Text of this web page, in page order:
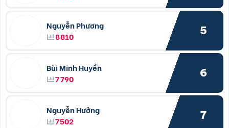
Nguyễn Phương
8810
5
Bùi Minh Huyền
7790
6
Nguyễn Hưởng
7502
7